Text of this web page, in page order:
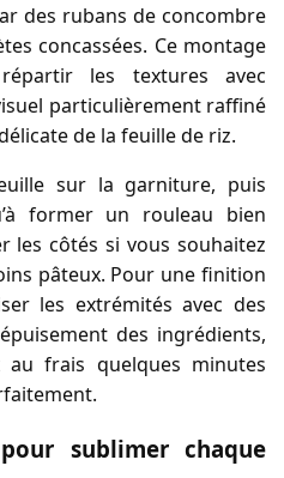
des rubans de concombre
concassées. Ce montage
les textures avec
particulièrement raffiné
de la feuille de riz.
sur la garniture, puis
former un rouleau bien
les côtés si vous souhaitez
pâteux. Pour une finition
les extrémités avec des
des ingrédients,
au frais quelques minutes
sublimer chaque